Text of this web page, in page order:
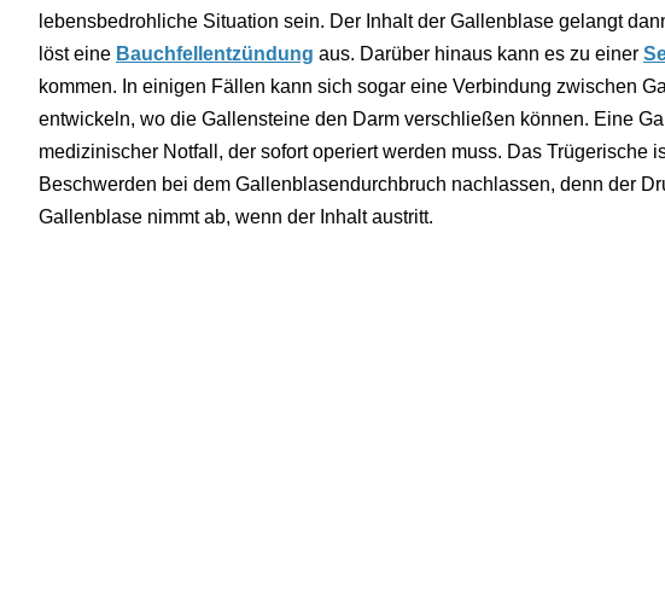
lebensbedrohliche Situation sein. Der Inhalt der Gallenblase gelangt
löst eine Bauchfellentzündung aus. Darüber hinaus kann es zu einer
kommen. In einigen Fällen kann sich sogar eine Verbindung zwischen
entwickeln, wo die Gallensteine den Darm verschließen können. Eine
medizinischer Notfall, der sofort operiert werden muss. Das Trügerische
Beschwerden bei dem Gallenblasendurchbruch nachlassen, denn der
Gallenblase nimmt ab, wenn der Inhalt austritt.